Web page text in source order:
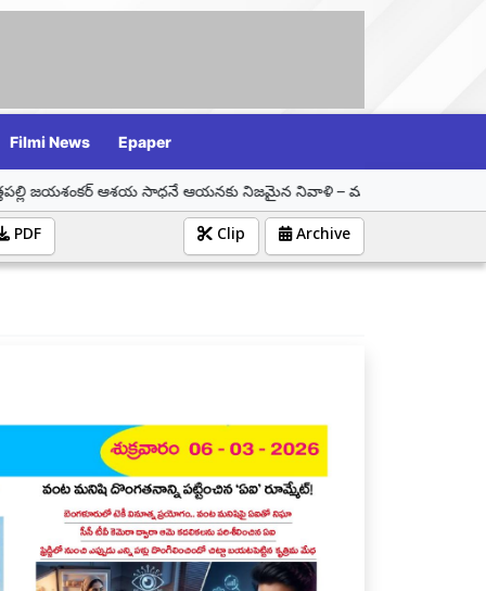
Filmi News Epaper
ఆశయ సాధనే ఆయనకు నిజమైన నివాళి – మున్సిపల్ చైర్ పర్సన్ సమీండ్ల వాణి
PDF Archive
Clip